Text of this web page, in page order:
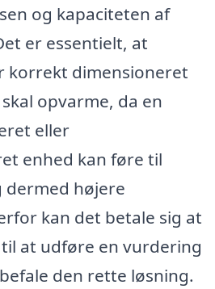
og kapaciteten af
er essentielt, at
korrekt dimensioneret
opvarme, da en
eller
enhed kan føre til
højere
kan det betale sig at
at udføre en vurdering
den rette løsning.